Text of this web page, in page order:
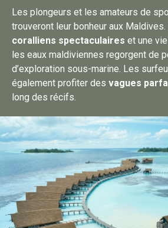
Les plongeurs et les amateurs de
trouveront leur bonheur aux
coralliens spectaculaires et une
les eaux maldiviennes regorgent de
d’exploration sous-marine. Les
également profiter des vagues
long des récifs.